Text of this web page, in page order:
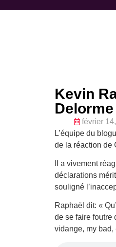
Kevin
février
L’équipe du
de la réaction de
Il a vivement
déclarations
souligné
Raphaël dit: «
de se faire foutre
vidange, my bad,